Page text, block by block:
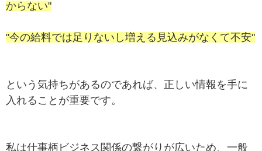
からない"
"今の給料では足りないし増える見込みがなくて不安"
という気持ちがあるのであれば、正しい情報を手に
入れることが重要です。
私は仕事柄ビジネス関係の繋がりが広いため、一般